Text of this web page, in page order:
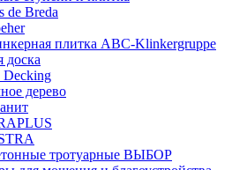
de Breda
плитка ABC-Klinkergruppe
доска
дерево
тротуарные ВЫБОР